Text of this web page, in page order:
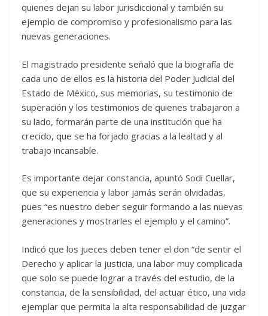
quienes dejan su labor jurisdiccional y también su
ejemplo de compromiso y profesionalismo para las
nuevas generaciones.
El magistrado presidente señaló que la biografía de
cada uno de ellos es la historia del Poder Judicial del
Estado de México, sus memorias, su testimonio de
superación y los testimonios de quienes trabajaron a
su lado, formarán parte de una institución que ha
crecido, que se ha forjado gracias a la lealtad y al
trabajo incansable.
Es importante dejar constancia, apuntó Sodi Cuellar,
que su experiencia y labor jamás serán olvidadas,
pues “es nuestro deber seguir formando a las nuevas
generaciones y mostrarles el ejemplo y el camino”.
Indicó que los jueces deben tener el don “de sentir el
Derecho y aplicar la justicia, una labor muy complicada
que solo se puede lograr a través del estudio, de la
constancia, de la sensibilidad, del actuar ético, una vida
ejemplar que permita la alta responsabilidad de juzgar